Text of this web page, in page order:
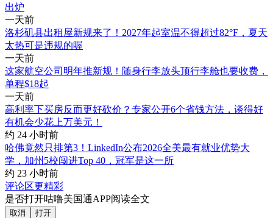
出炉
一天前
洛杉矶县出租屋新规来了！2027年起室温不得超过82°F，夏天
太热可是违规的喔
一天前
这家航空公司明年推新规！随身行李放头顶行李舱也要收费，
单程$18起
一天前
高利率下买房反而更好砍价？专家公开6个省钱方法，谈得好
有机会少花上万美元！
约 24 小时前
哈佛竟然只排第3！LinkedIn公布2026全美最有就业优势大
学，加州5校闯进Top 40，冠军是这一所
约 23 小时前
评论区更精彩
是否打开咕噜美国通APP阅读全文
取消 打开